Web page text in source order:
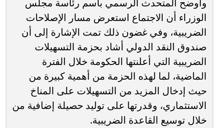
وأوضح المتحدث الرسمي باسم رئاسة مجلس
الوزراء أن الاجتماع استعرض مسار الإصلاحات
الضريبية، وفي غضون ذلك تمت الإشارة إلى أن
صندوق النقد الدولي أشاد بحزمة التسهيلات
الضريبية التي أعلنتها الحكومة خلال الفترة
الماضية، لما لهذه الحزمة من أهمية كبيرة من
حيث إدخال المزيد من التسهيلات على المناخ
الاستثماري، وقدرتها على توليد حصيلة إضافية من
خلال توسيع القاعدة الضريبية.